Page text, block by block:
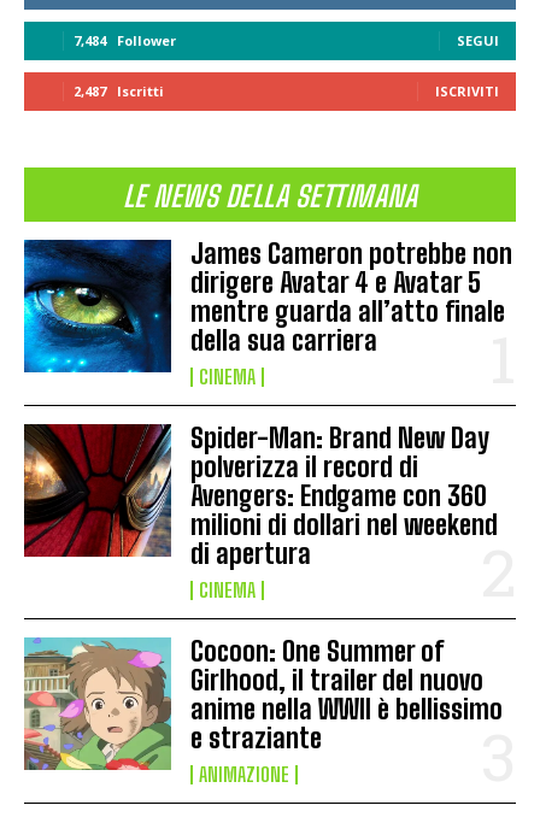
7,484 Follower SEGUI
2,487 Iscritti ISCRIVITI
LE NEWS DELLA SETTIMANA
James Cameron potrebbe non
dirigere Avatar 4 e Avatar 5
mentre guarda all’atto finale
della sua carriera
CINEMA
Spider-Man: Brand New Day
polverizza il record di
Avengers: Endgame con 360
milioni di dollari nel weekend
di apertura
CINEMA
Cocoon: One Summer of
Girlhood, il trailer del nuovo
anime nella WWII è bellissimo
e straziante
ANIMAZIONE